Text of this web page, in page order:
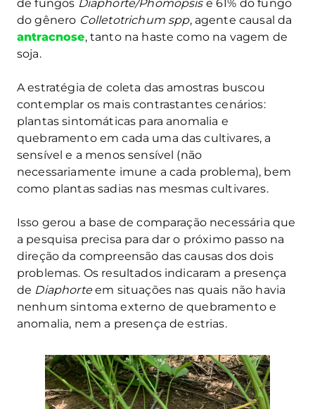
de fungos Diaphorte/Phomopsise 61% do fungo
do gênero Colletotrichum spp, agente causal da
antracnose, tanto na haste como na vagem de
soja.
A estratégia de coleta das amostras buscou
contemplar os mais contrastantes cenários:
plantas sintomáticas para anomalia e
quebramento em cada uma das cultivares, a
sensível e a menos sensível (não
necessariamente imune a cada problema), bem
como plantas sadias nas mesmas cultivares.
Isso gerou a base de comparação necessária que
a pesquisa precisa para dar o próximo passo na
direção da compreensão das causas dos dois
problemas. Os resultados indicaram a presença
de Diaphorteem situações nas quais não havia
nenhum sintoma externo de quebramento e
anomalia, nem a presença de estrias.